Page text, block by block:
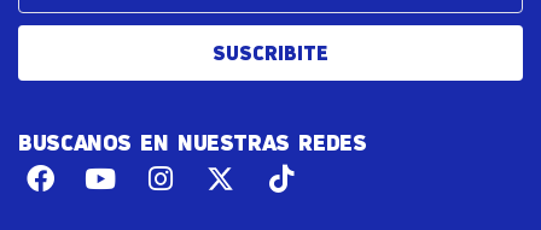
SUSCRIBITE
BUSCANOS EN NUESTRAS REDES